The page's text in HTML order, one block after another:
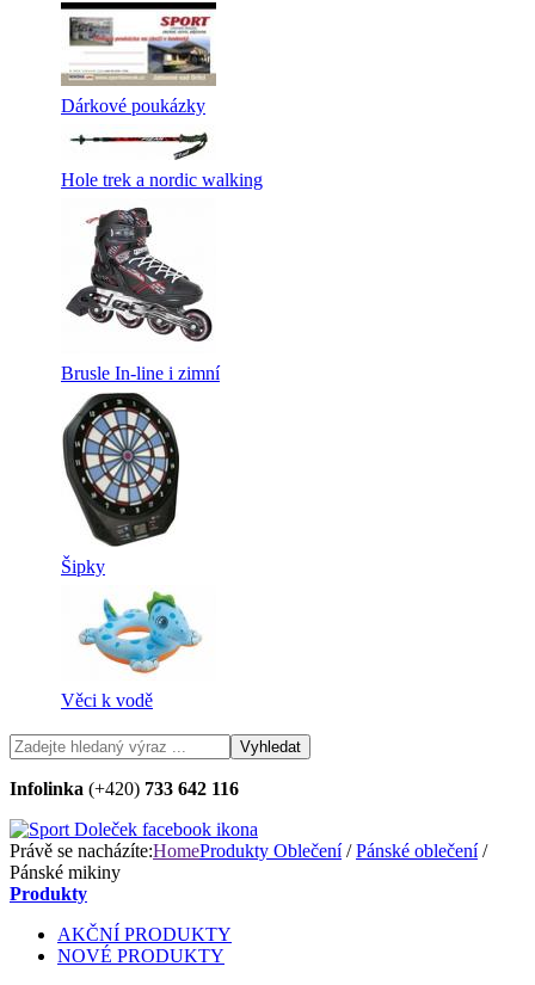
Dárkové poukázky
Hole trek a nordic walking
Brusle In-line i zimní
Šipky
Věci k vodě
Infolinka (+420) 733 642 116
Právě se nacházíte:HomeProdukty Oblečení/Pánské oblečení/
Pánské mikiny
Produkty
AKČNÍ PRODUKTY
NOVÉ PRODUKTY